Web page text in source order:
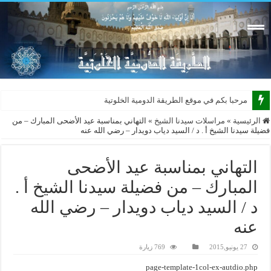
مرحبا بكم في موقع الطريقة الدومية الخلوتية بشكله
الرئيسية » مراسلات سيدنا الشيخ » التهاني بمناسبة عيد الأضحى المبارك – من
فضيلة سيدنا الشيخ أ . د / السيد دياب دويدار – رضي الله عنه
التهاني بمناسبة عيد الأضحى
المبارك – من فضيلة سيدنا الشيخ أ .
د / السيد دياب دويدار – رضي الله
عنه
27 يونيو,2015 769 زيارة
page-template-1col-ex-autdio.php